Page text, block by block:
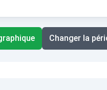
Changer la